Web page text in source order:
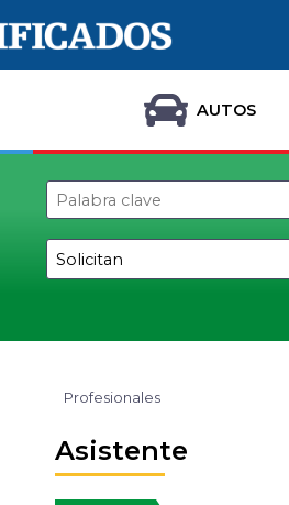
AUTOS
Profesionales
Asistente